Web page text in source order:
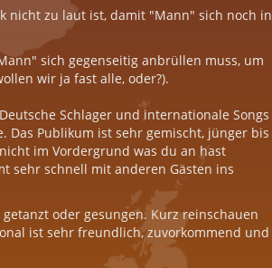
nicht zu laut ist, damit "Mann" sich noch in
sich gegenseitig anbrüllen muss, um
wir ja fast alle, oder?).
Schlager und internationale Songs
Das Publikum ist sehr gemischt, jünger bis
im Vordergrund was du an hast
sehr schnell mit anderen Gästen ins
oder gesungen. Kurz reinschauen
ist sehr freundlich, zuvorkommend und